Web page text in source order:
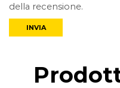
della recensione.